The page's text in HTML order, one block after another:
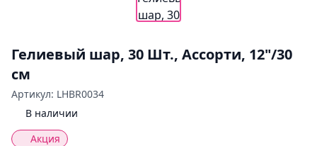
Гелиевый шар, 30 Шт., Ассорти, 12"/30
см
Артикул: LHBR0034
В наличии
Акция